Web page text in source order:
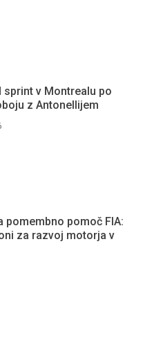
sprint v Montrealu po
z Antonellijem
pomembno pomoč FIA:
za razvoj motorja v